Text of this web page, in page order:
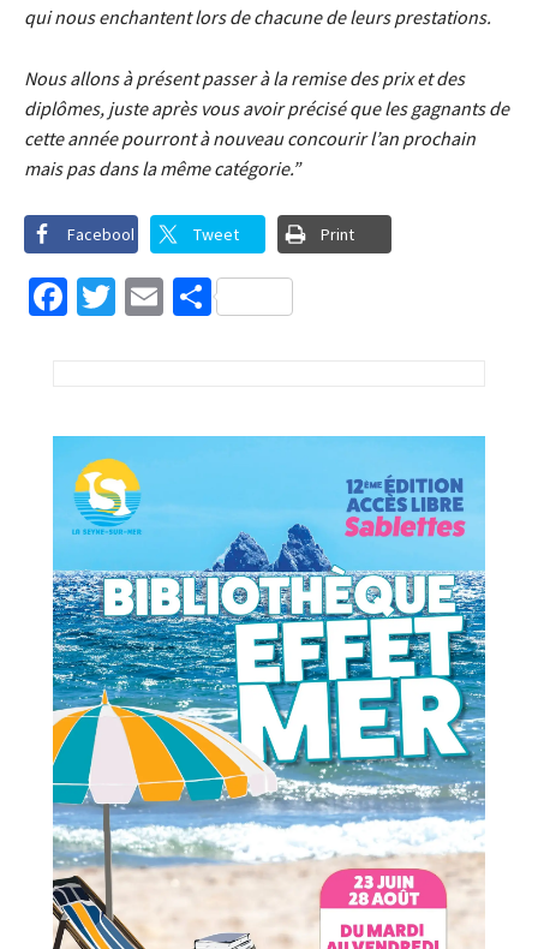
qui nous enchantent lors de chacune de leurs prestations.
Nous allons à présent passer à la remise des prix et des
diplômes, juste après vous avoir précisé que les gagnants de
cette année pourront à nouveau concourir l’an prochain
mais pas dans la même catégorie.”
Facebook Tweet Print
Facebook
Twitter
EmailPartager